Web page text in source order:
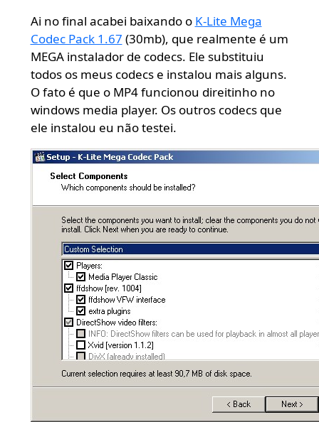
Ai no final acabei baixando o K-Lite Mega
Codec Pack 1.67 (30mb), que realmente é um
MEGA instalador de codecs. Ele substituiu
todos os meus codecs e instalou mais alguns.
O fato é que o MP4 funcionou direitinho no
windows media player. Os outros codecs que
ele instalou eu não testei.